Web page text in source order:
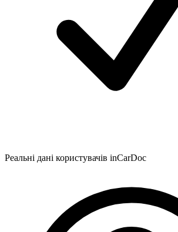
Реальні дані користувачів inCarDoc